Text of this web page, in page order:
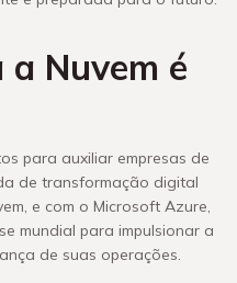
Nuvem é
para auxiliar empresas de
de transformação digital
e com o Microsoft Azure,
mundial para impulsionar a
de suas operações.